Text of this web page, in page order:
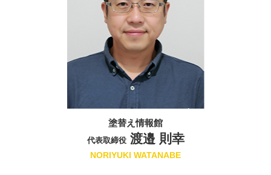
塗替え情報館
代表取締役渡邉 則幸
NORIYUKI WATANABE